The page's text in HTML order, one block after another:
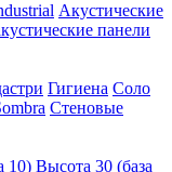
Акустические
панели
Гигиена Соло
Стеновые
10) Высота 30 (база